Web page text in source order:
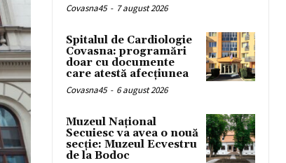
Covasna45 - 7 august 2026
Spitalul de Cardiologie
Covasna: programări
doar cu documente
care atestă afecțiunea
Covasna45 - 6 august 2026
Muzeul Național
Secuiesc va avea o nouă
secție: Muzeul Ecvestru
de la Bodoc